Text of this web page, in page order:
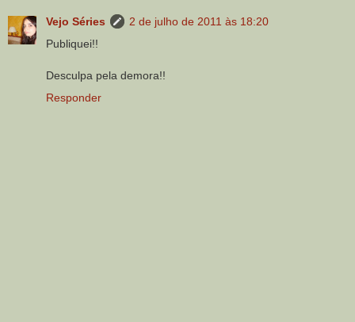
Vejo Séries
2 de julho de 2011 às 18:20
Publiquei!!
Desculpa pela demora!!
Responder